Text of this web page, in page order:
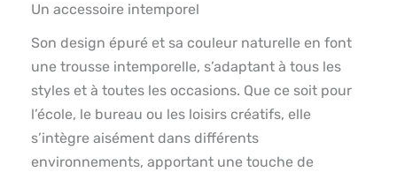
Un accessoire intemporel
Son design épuré et sa couleur naturelle en font
une trousse intemporelle, s’adaptant à tous les
styles et à toutes les occasions. Que ce soit pour
l’école, le bureau ou les loisirs créatifs, elle
s’intègre aisément dans différents
environnements, apportant une touche de